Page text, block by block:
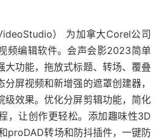
）
为加拿大Corel公司
频编辑软件。会声会影2023简单
大功能，拖放式标题、转场、覆叠
屏视频和新增强的遮罩创建器，
级效果。优化分屏剪辑功能，简化
，让创作更轻松。添加趣味性3D
proDAD转场和防抖插件，一键防